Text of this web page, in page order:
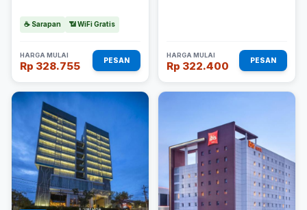
☕ Sarapan 📶 WiFi Gratis
HARGA MULAI
Rp 328.755 PESAN
HARGA MULAI
Rp 322.400 PESAN